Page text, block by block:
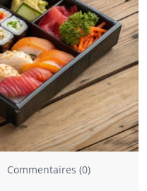
Commentaires (0)